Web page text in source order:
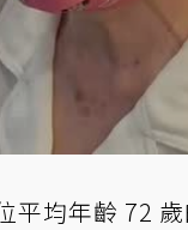
平均年齡 72